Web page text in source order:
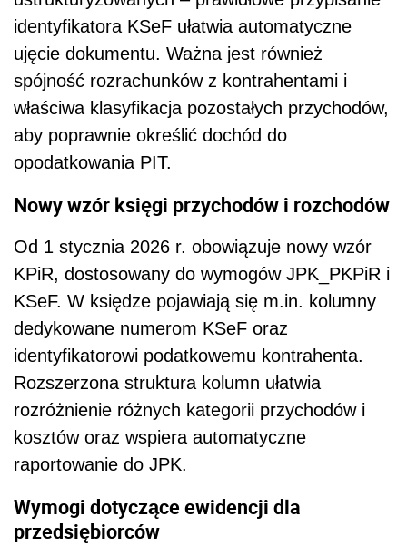
identyfikatora KSeF ułatwia automatyczne
ujęcie dokumentu. Ważna jest również
spójność rozrachunków z kontrahentami i
właściwa klasyfikacja pozostałych przychodów,
aby poprawnie określić dochód do
opodatkowania PIT.
Nowy wzór księgi przychodów i rozchodów
Od 1 stycznia 2026 r. obowiązuje nowy wzór
KPiR, dostosowany do wymogów JPK_PKPiR i
KSeF. W księdze pojawiają się m.in. kolumny
dedykowane numerom KSeF oraz
identyfikatorowi podatkowemu kontrahenta.
Rozszerzona struktura kolumn ułatwia
rozróżnienie różnych kategorii przychodów i
kosztów oraz wspiera automatyczne
raportowanie do JPK.
Wymogi dotyczące ewidencji dla
przedsiębiorców